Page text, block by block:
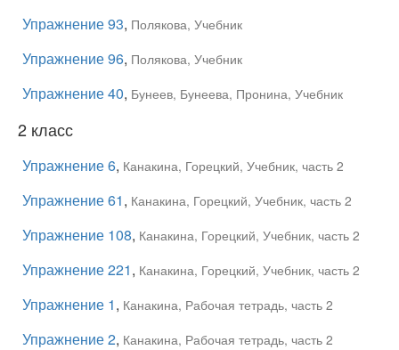
Упражнение 93, Полякова, Учебник
Упражнение 96, Полякова, Учебник
Упражнение 40, Бунеев, Бунеева, Пронина, Учебник
2 класс
Упражнение 6, Канакина, Горецкий, Учебник, часть 2
Упражнение 61, Канакина, Горецкий, Учебник, часть 2
Упражнение 108, Канакина, Горецкий, Учебник, часть 2
Упражнение 221, Канакина, Горецкий, Учебник, часть 2
Упражнение 1, Канакина, Рабочая тетрадь, часть 2
Упражнение 2, Канакина, Рабочая тетрадь, часть 2